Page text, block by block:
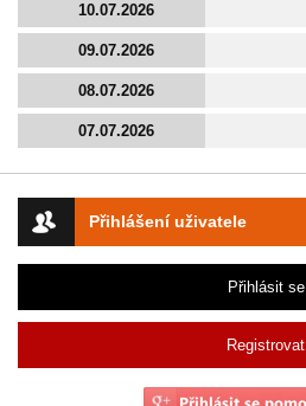
Přihlášení uživatele
Přihlásit se
Registrovat
10.07.2026
09.07.2026
08.07.2026
07.07.2026